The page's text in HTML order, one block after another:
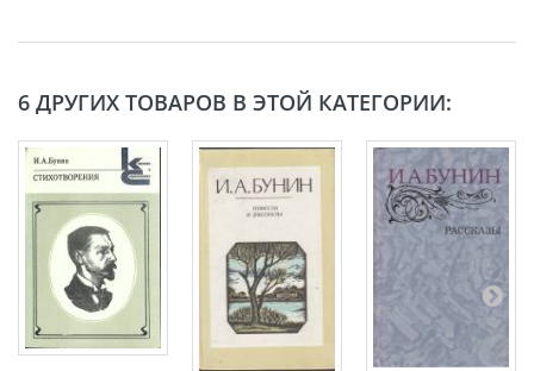
6 ДРУГИХ ТОВАРОВ В ЭТОЙ КАТЕГОРИИ: